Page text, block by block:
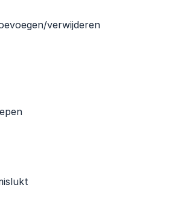
verwijderen